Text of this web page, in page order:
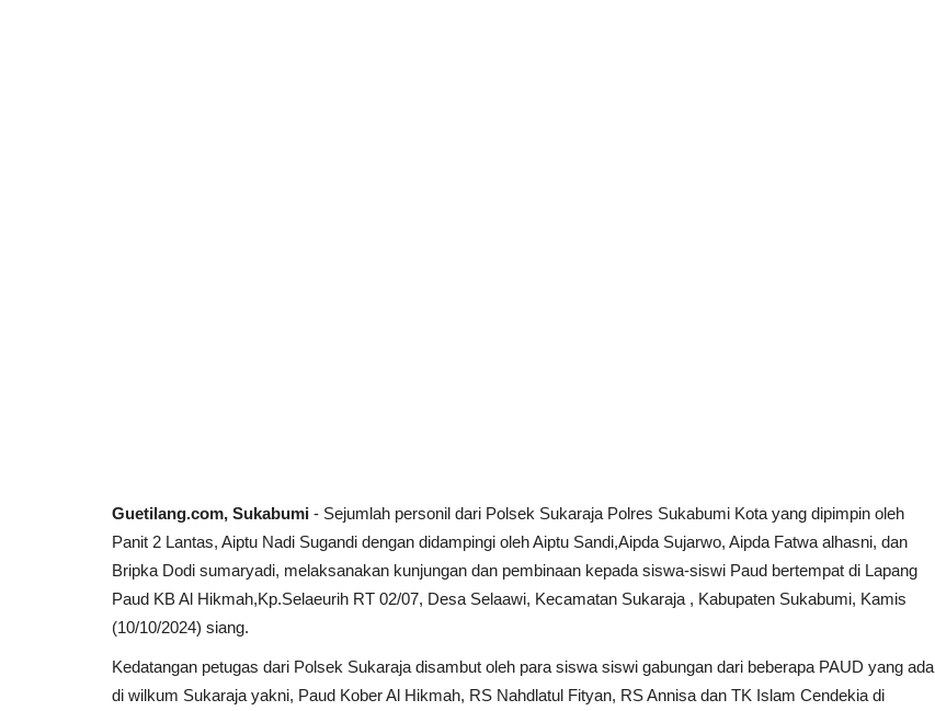
Guetilang.com, Sukabumi - Sejumlah personil dari Polsek Sukaraja Polres Sukabumi Kota yang dipimpin oleh
Panit 2 Lantas, Aiptu Nadi Sugandi dengan didampingi oleh Aiptu Sandi,Aipda Sujarwo, Aipda Fatwa alhasni, dan
Bripka Dodi sumaryadi, melaksanakan kunjungan dan pembinaan kepada siswa-siswi Paud bertempat di Lapang
Paud KB Al Hikmah,Kp.Selaeurih RT 02/07, Desa Selaawi, Kecamatan Sukaraja , Kabupaten Sukabumi, Kamis
(10/10/2024) siang.
Kedatangan petugas dari Polsek Sukaraja disambut oleh para siswa siswi gabungan dari beberapa PAUD yang ada
di wilkum Sukaraja yakni, Paud Kober Al Hikmah, RS Nahdlatul Fityan, RS Annisa dan TK Islam Cendekia di